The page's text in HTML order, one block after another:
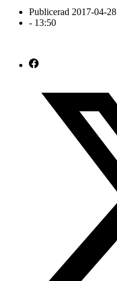
Publicerad 2017-04-28
- 13:50